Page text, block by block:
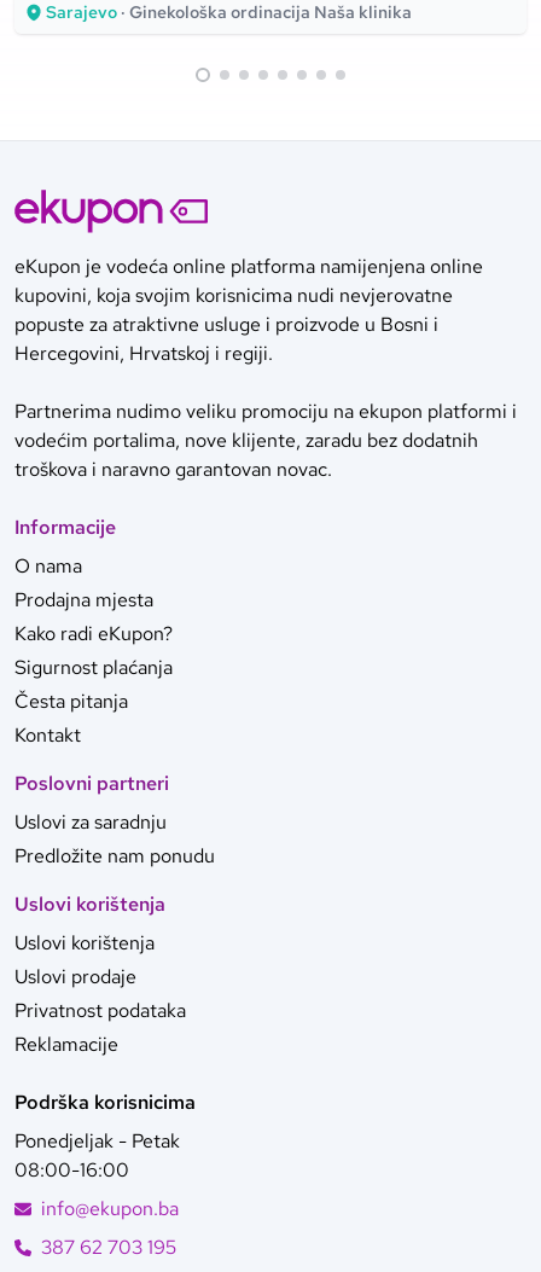
Sarajevo · Ginekološka ordinacija Naša klinika
eKupon je vodeća online platforma namijenjena online
kupovini, koja svojim korisnicima nudi nevjerovatne
popuste za atraktivne usluge i proizvode u Bosni i
Hercegovini, Hrvatskoj i regiji.
Partnerima nudimo veliku promociju na ekupon platformi i
vodećim portalima, nove klijente, zaradu bez dodatnih
troškova i naravno garantovan novac.
Informacije
O nama
Prodajna mjesta
Kako radi eKupon?
Sigurnost plaćanja
Česta pitanja
Kontakt
Poslovni partneri
Uslovi za saradnju
Predložite nam ponudu
Uslovi korištenja
Uslovi korištenja
Uslovi prodaje
Privatnost podataka
Reklamacije
Podrška korisnicima
Ponedjeljak - Petak
08:00-16:00
info@ekupon.ba
387 62 703 195